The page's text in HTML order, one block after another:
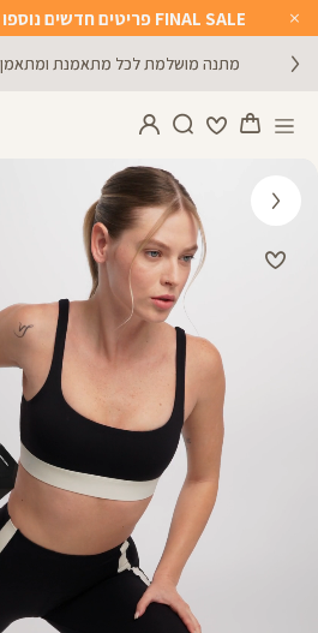
Close
Timer
FINAL SALE פריטים חדשים נוספו עד 169.90 ש"ח >>
מתנה מושלמת לכל מתאמנת